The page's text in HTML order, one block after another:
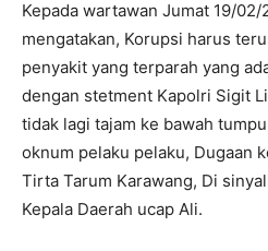
Kepada wartawan Jumat 19/02/
mengatakan, Korupsi harus
penyakit yang terparah yang
dengan stetment Kapolri Sigit
tidak lagi tajam ke bawah
oknum pelaku pelaku, Dugaan
Tirta Tarum Karawang, Di
Kepala Daerah ucap Ali.